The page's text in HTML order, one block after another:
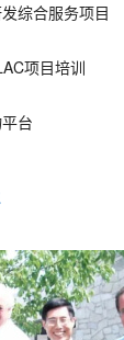
综合服务项目
项目培训
台